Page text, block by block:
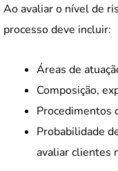
Ao avaliar o nível de
processo deve incluir:
Áreas de
Composição,
Procedimentos
Probabilidade
avaliar clientes